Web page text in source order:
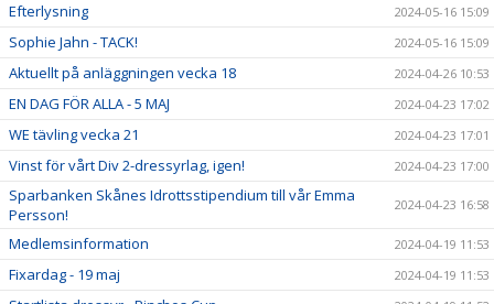
Efterlysning 2024-05-16 15:09
Sophie Jahn - TACK! 2024-05-16 15:09
Aktuellt på anläggningen vecka 18 2024-04-26 10:53
EN DAG FÖR ALLA - 5 MAJ 2024-04-23 17:02
WE tävling vecka 21 2024-04-23 17:01
Vinst för vårt Div 2-dressyrlag, igen! 2024-04-23 17:00
Sparbanken Skånes Idrottsstipendium till vår Emma
Persson!
2024-04-23 16:58
Medlemsinformation 2024-04-19 11:53
Fixardag - 19 maj 2024-04-19 11:53